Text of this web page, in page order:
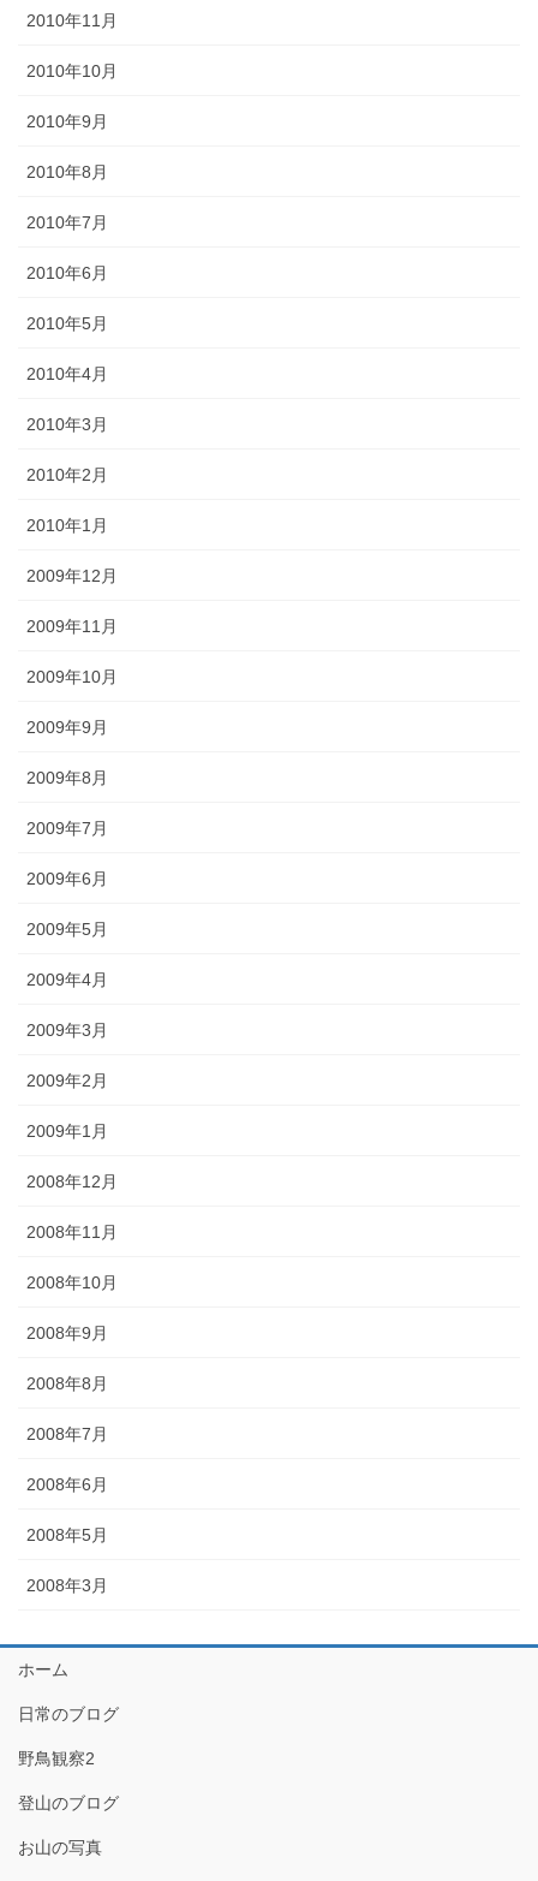
2010年11月
2010年10月
2010年9月
2010年8月
2010年7月
2010年6月
2010年5月
2010年4月
2010年3月
2010年2月
2010年1月
2009年12月
2009年11月
2009年10月
2009年9月
2009年8月
2009年7月
2009年6月
2009年5月
2009年4月
2009年3月
2009年2月
2009年1月
2008年12月
2008年11月
2008年10月
2008年9月
2008年8月
2008年7月
2008年6月
2008年5月
2008年3月
ホーム
日常のブログ
野鳥観察2
登山のブログ
お山の写真